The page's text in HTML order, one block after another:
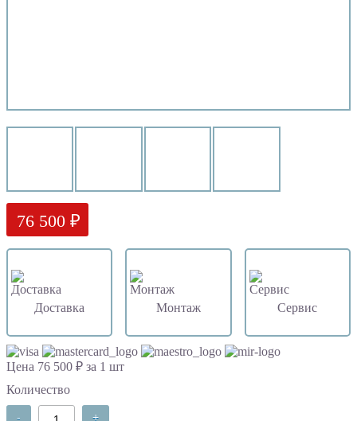
76 500 ₽
Доставка Монтаж Сервис
Цена 76 500 ₽ за 1 шт
Количество
- +